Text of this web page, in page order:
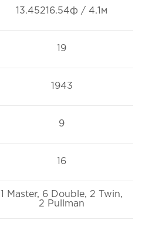
13.45216.54ф / 4.1м
19
1943
9
16
1 Master, 6 Double, 2 Twin,
2 Pullman